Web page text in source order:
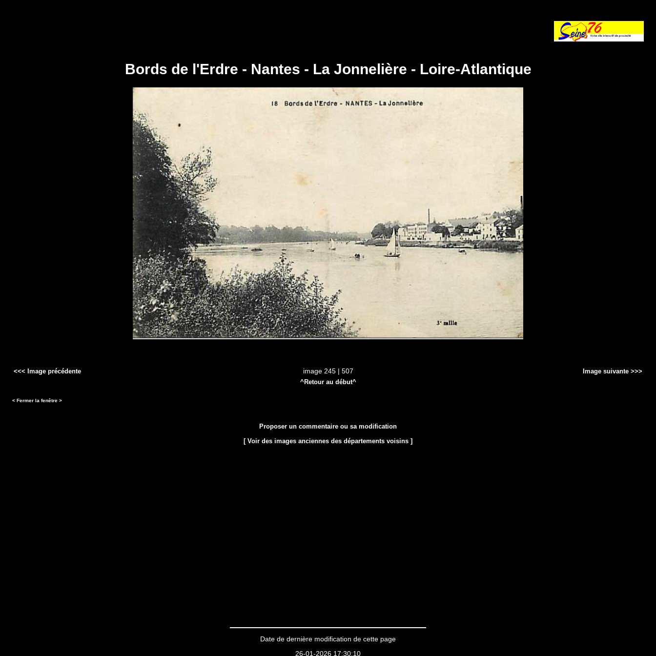
Bords de l'Erdre - Nantes - La Jonnelière - Loire-Atlantique
<<< Image précédente image 245 | 507
Image suivante >>>
^Retour au début^
< Fermer la fenêtre >
Proposer un commentaire ou sa modification
[ Voir des images anciennes des départements voisins ]
Date de dernière modification de cette page
26-01-2026 17:30:10